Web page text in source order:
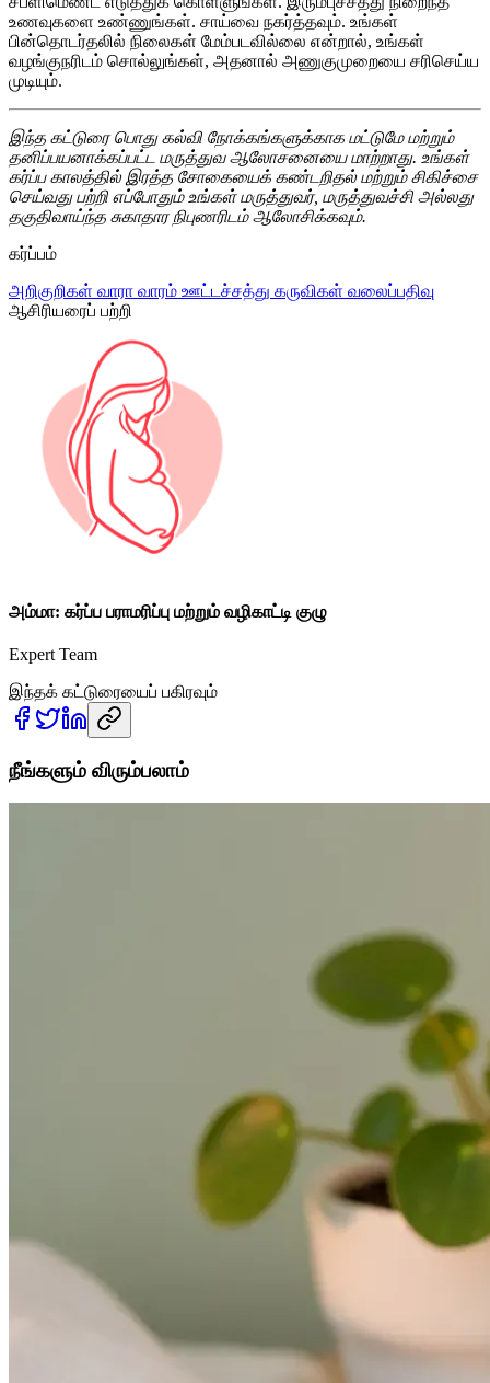
உணவுகளை உண்ணுங்கள். சாய்வை நகர்த்தவும். உங்கள்
பின்தொடர்தலில் நிலைகள் மேம்படவில்லை என்றால், உங்கள்
வழங்குநரிடம் சொல்லுங்கள், அதனால் அணுகுமுறையை சரிசெய்ய
முடியும்.
இந்த கட்டுரை பொது கல்வி நோக்கங்களுக்காக மட்டுமே மற்றும்
தனிப்பயனாக்கப்பட்ட மருத்துவ ஆலோசனையை மாற்றாது. உங்கள்
கர்ப்ப காலத்தில் இரத்த சோகையைக் கண்டறிதல் மற்றும் சிகிச்சை
செய்வது பற்றி எப்போதும் உங்கள் மருத்துவர், மருத்துவச்சி அல்லது
தகுதிவாய்ந்த சுகாதார நிபுணரிடம் ஆலோசிக்கவும்.
கர்ப்பம்
அறிகுறிகள் வாரா வாரம் ஊட்டச்சத்து கருவிகள் வலைப்பதிவு
ஆசிரியரைப் பற்றி
அம்மா: கர்ப்ப பராமரிப்பு மற்றும் வழிகாட்டி குழு
Expert Team
இந்தக் கட்டுரையைப் பகிரவும்
நீங்களும் விரும்பலாம்